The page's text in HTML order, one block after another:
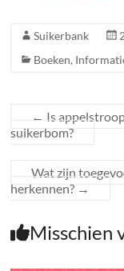
Suikerbank
Boeken,
← Is
suikerbom?
Wat zijn
herkennen? →
Misschien